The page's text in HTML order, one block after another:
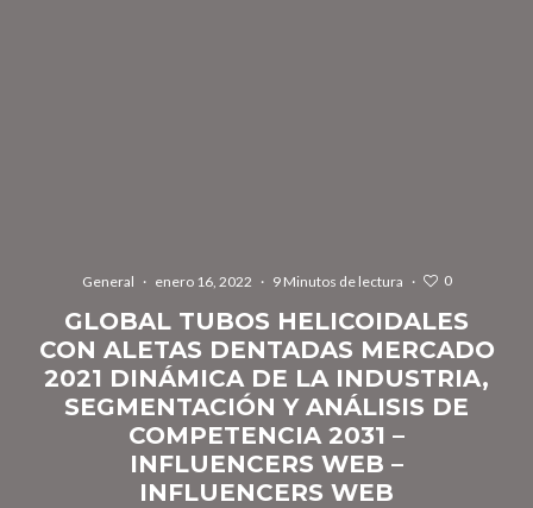
General · enero 16, 2022 · 9 Minutos de lectura · 0
GLOBAL TUBOS HELICOIDALES
CON ALETAS DENTADAS MERCADO
2021 DINÁMICA DE LA INDUSTRIA,
SEGMENTACIÓN Y ANÁLISIS DE
COMPETENCIA 2031 –
INFLUENCERS WEB –
INFLUENCERS WEB